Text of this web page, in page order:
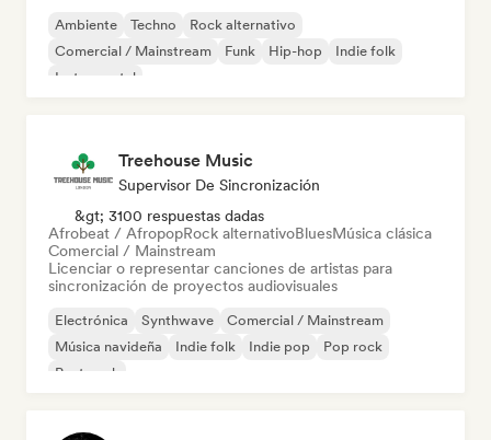
Ambiente Techno
Rock alternativo
Comercial / Mainstream
Funk Hip-hop
Indie folk
Instrumental
Treehouse Music
Supervisor De Sincronización
&gt; 3100 respuestas dadas
Afrobeat / AfropopRock alternativoBluesMúsica clásica
Comercial / Mainstream
Licenciar o representar canciones de artistas para
sincronización de proyectos audiovisuales
Electrónica Synthwave
Comercial / Mainstream
Música navideña
Indie folk Indie pop
Pop rock
Post punk